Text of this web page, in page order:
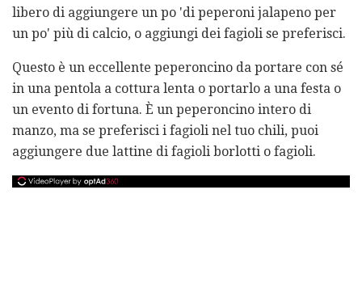
libero di aggiungere un po 'di peperoni jalapeno per
un po' più di calcio, o aggiungi dei fagioli se preferisci.
Questo è un eccellente peperoncino da portare con sé
in una pentola a cottura lenta o portarlo a una festa o
un evento di fortuna. È un peperoncino intero di
manzo, ma se preferisci i fagioli nel tuo chili, puoi
aggiungere due lattine di fagioli borlotti o fagioli.